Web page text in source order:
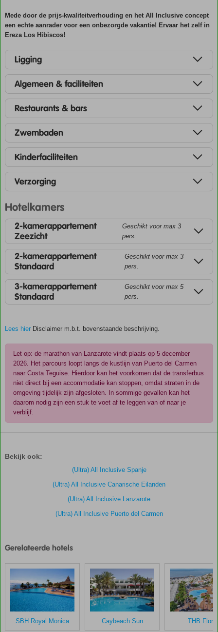
Mede door de prijs-kwaliteitverhouding en het All Inclusive concept
een echte aanrader voor een onbezorgde vakantie! Ervaar het zelf in
Ereza Los Hibiscos!
Ligging
Algemeen & faciliteiten
Restaurants & bars
Zwembaden
Kinderfaciliteiten
Verzorging
Hotelkamers
2-kamerappartement
Zeezicht
Geschikt voor max 3
pers.
2-kamerappartement
Standaard
Geschikt voor max 3
pers.
3-kamerappartement
Standaard
Geschikt voor max 5
pers.
Lees hier Disclaimer m.b.t. bovenstaande beschrijving.
Let op: de marathon van Lanzarote vindt plaats op 5 december
2026. Het parcours loopt langs de kustlijn van Puerto del Carmen
naar Costa Teguise. Hierdoor kan het voorkomen dat de transferbus
niet direct bij een accommodatie kan stoppen, omdat straten in de
omgeving tijdelijk zijn afgesloten. In sommige gevallen kan het
daarom nodig zijn een stuk te voet af te leggen van of naar je
verblijf.
door
Hibiscos
Scores
die
ouder
48
Bekijk ook:
(Ultra) All Inclusive Spanje
(Ultra) All Inclusive Canarische Eilanden
(Ultra) All Inclusive Lanzarote
(Ultra) All Inclusive Puerto del Carmen
Gerelateerde hotels
SBH Royal Monica Caybeach Sun THB Flora